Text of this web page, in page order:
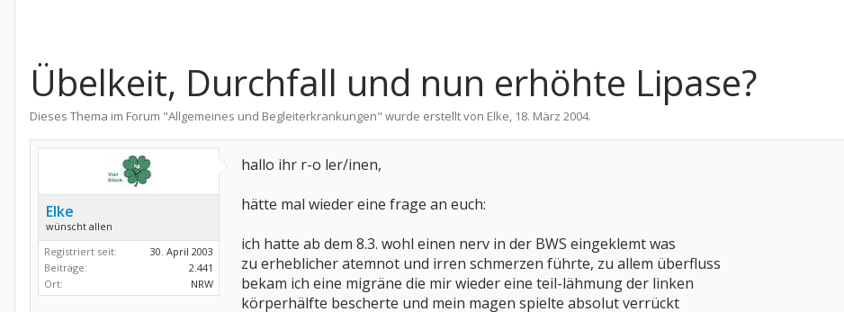
Übelkeit, Durchfall und nun erhöhte Lipase?
Dieses Thema im Forum "Allgemeines und Begleiterkrankungen" wurde erstellt von Elke, 18. März 2004.
Elke
wünscht allen
Registriert seit:
30. April 2003
Beiträge:
2.441
Ort:
NRW
hallo ihr r-o ler/inen,
hätte mal wieder eine frage an euch:
ich hatte ab dem 8.3. wohl einen nerv in der BWS eingeklemt was
zu erheblicher atemnot und irren schmerzen führte, zu allem überfluss
bekam ich eine migräne die mir wieder eine teil-lähmung der linken
körperhälfte bescherte und mein magen spielte absolut verrückt